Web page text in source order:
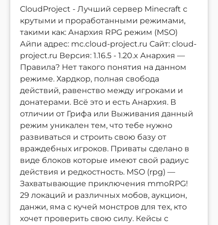
CloudProject - Лучший сервер Minecraft с
крутыми и проработанными режимами,
такими как: Анархия RPG режим (MSO)
Айпи адрес: mc.cloud-project.ru Сайт: cloud-
project.ru Версия: 1.16.5 - 1.20.x Анархия —
Правила? Нет такого понятия на данном
режиме. Хардкор, полная свобода
действий, равенство между игроками и
донатерами. Всё это и есть Анархия. В
отличии от Грифа или Выживания данный
режим уникален тем, что тебе нужно
развиваться и строить свою базу от
враждебных игроков. Приваты сделано в
виде блоков которые имеют свой радиус
действия и редкостность. MSO (rpg) —
Захватывающие приключения mmoRPG!
29 локаций и различных мобов, аукцион,
данжи, яма с кучей монстров для тех, кто
хочет проверить свою силу. Кейсы с